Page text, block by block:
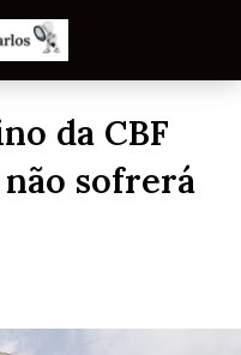
da CBF
sofrerá